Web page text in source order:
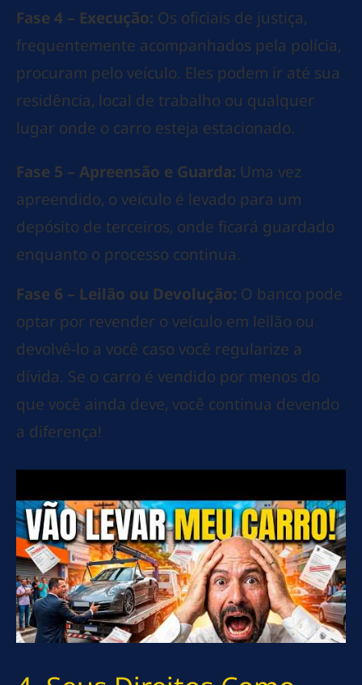
Fase 4 – Execução: Os oficiais de justiça,
frequentemente acompanhados pela polícia,
procuram pelo veículo. Eles podem ir até sua
residência, local de trabalho ou qualquer
lugar onde o carro esteja estacionado.
Fase 5 – Apreensão e Guarda: Uma vez
apreendido, o veículo é levado para um
depósito de terceiros, onde ficará guardado
enquanto o processo continua.
Fase 6 – Leilão ou Devolução: O banco pode
optar por revender o veículo em leilão ou
devolvê-lo a você caso você regularize a
dívida. Se o carro é vendido por menos do
que você ainda deve, você continua devendo
a diferença!